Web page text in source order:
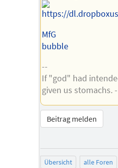
MfG
bubble
--
If "god" had
given us stomachs.
Beitrag melden
Übersicht alle Foren